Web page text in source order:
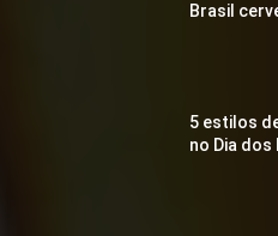
Brasil
5 estilos
no Dia dos